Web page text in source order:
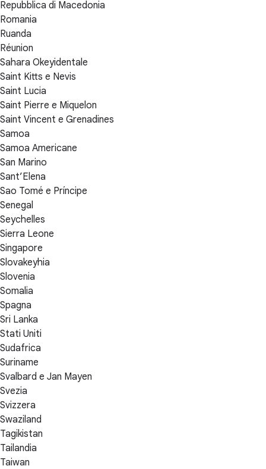
Repubblica di Macedonia
Romania
Ruanda
Réunion
Sahara Okeyidentale
Saint Kitts e Nevis
Saint Lucia
Saint Pierre e Miquelon
Saint Vincent e Grenadines
Samoa
Samoa Americane
San Marino
Sant’Elena
Sao Tomé e Príncipe
Senegal
Seychelles
Sierra Leone
Singapore
Slovakeyhia
Slovenia
Somalia
Spagna
Sri Lanka
Stati Uniti
Sudafrica
Suriname
Svalbard e Jan Mayen
Svezia
Svizzera
Swaziland
Tagikistan
Tailandia
Taiwan